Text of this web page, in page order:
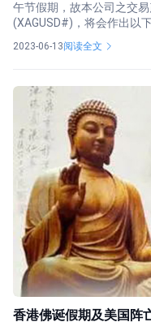
午节假期，故本公司之交
(XAGUSD#)，将会作出以
2023-06-13阅读全文
香港佛诞假期及美国阵